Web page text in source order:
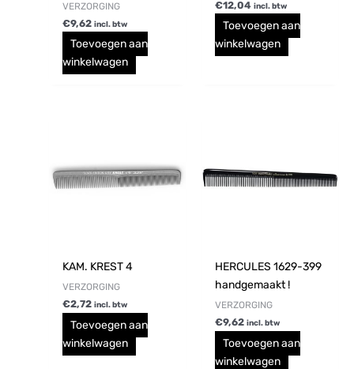
VERZORGING
€9,62 incl. btw
Toevoegen aan
winkelwagen
€12,04 incl. btw
Toevoegen aan
winkelwagen
KAM. KREST 4
VERZORGING
€2,72 incl. btw
Toevoegen aan
winkelwagen
HERCULES 1629-399
handgemaakt !
VERZORGING
€9,62 incl. btw
Toevoegen aan
winkelwagen